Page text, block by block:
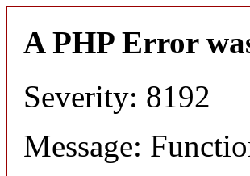
A PHP Error
Severity: 8192
Message: